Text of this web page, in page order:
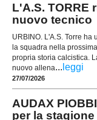
L'A.S. TORRE
nuovo tecnico
URBINO. L'A.S. Torre
la squadra nella
propria storia calcistica.
nuovo allena... leggi
27/07/2026
AUDAX
per la stagione